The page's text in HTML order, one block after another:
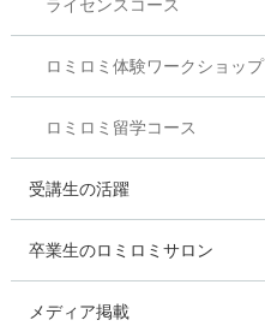
ライセンスコース
ロミロミ体験ワークショップ
ロミロミ留学コース
受講生の活躍
卒業生のロミロミサロン
メディア掲載